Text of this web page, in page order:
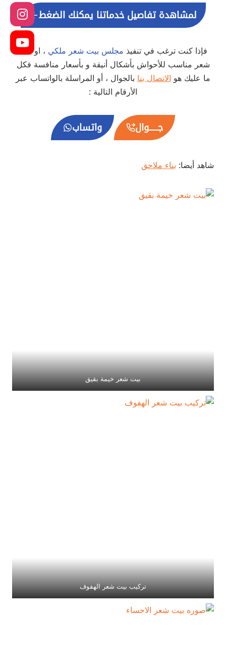
لمشاهدة تفاصيل خدماتنا يمكنك الضغط
فإذا كنت ترغب في تنفيذ مجلس بيت شعر ملكي ، او بيت
شعر مناسب للأحواش بأشكال أنيقة و بأسعار منافسة فكل
ما عليك هوالاتصال بنابالجوال ، أو المراسلة بالواتساب عبر
الأرقام التالية :
جــــــوال واتساب
شاهد أيضا: بناء ملاحق
بيت شعر خيمة بقيق
تركيب بيت شعر الهفوف